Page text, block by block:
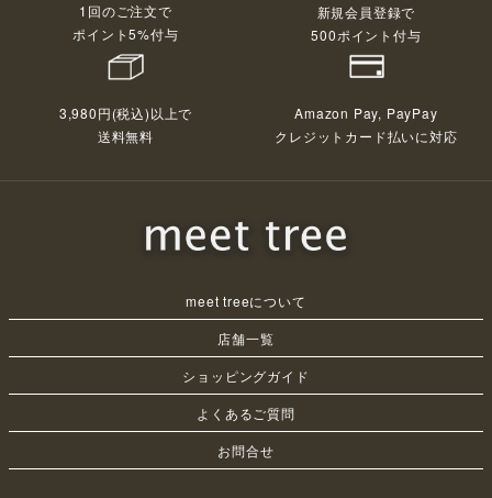
1回のご注文で
ポイント5%付与
新規会員登録で
500ポイント付与
3,980円(税込)以上で
送料無料
Amazon Pay, PayPay
クレジットカード払いに対応
meet treeについて
店舗一覧
ショッピングガイド
よくあるご質問
お問合せ